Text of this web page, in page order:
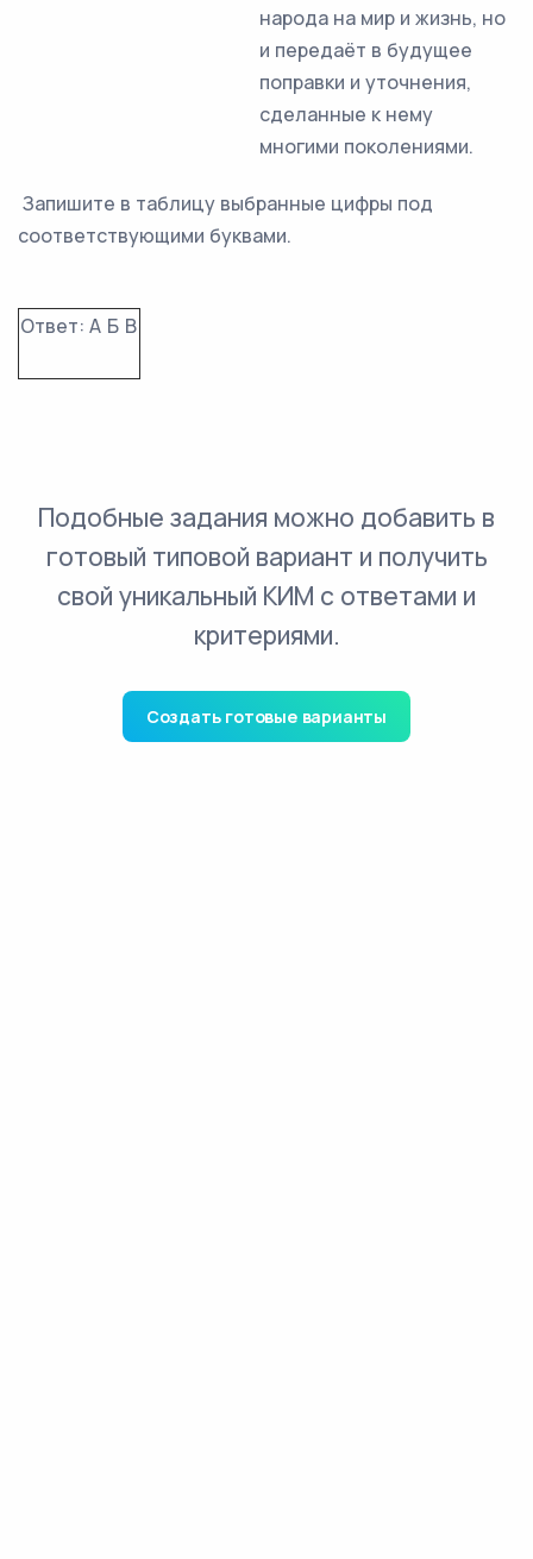
народа на мир и жизнь, но
и передаёт в будущее
поправки и уточнения,
сделанные к нему
многими поколениями.
Запишите в таблицу выбранные цифры под
соответствующими буквами.
Ответ: А Б В
Подобные задания можно добавить в
готовый типовой вариант и получить
свой уникальный КИМ с ответами и
критериями.
Создать готовые варианты